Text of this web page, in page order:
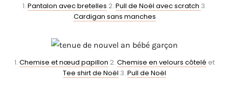
1. Pantalon avec bretelles 2. Pull de Noël avec scratch 3.
Cardigan sans manches
1. Chemise et nœud papillon 2. Chemise en velours côtelé et
Tee shirt de Noël 3. Pull de Noël